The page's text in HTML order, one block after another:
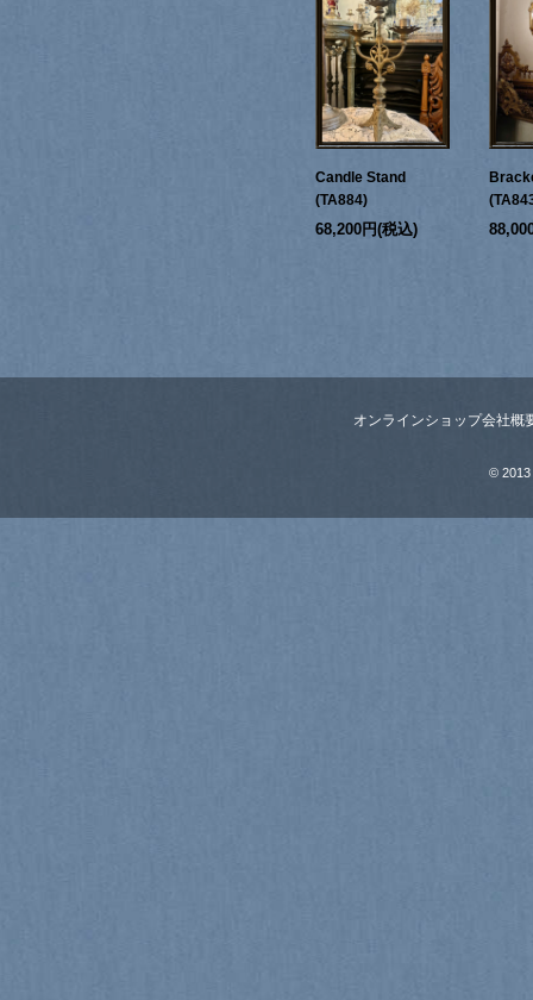
Candle Stand
(TA884)
68,200円(税込)
オンラインショップ会社概
© 2013